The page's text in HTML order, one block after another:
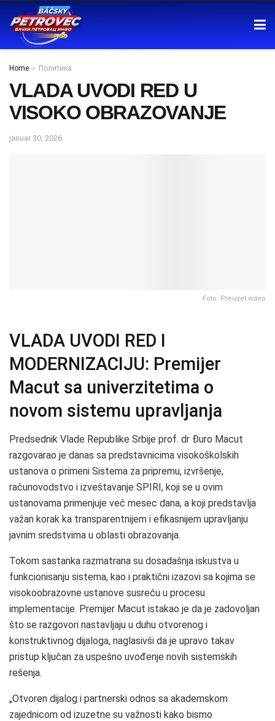
Home Политика
VLADA UVODI RED U
VISOKO OBRAZOVANJE
januar 30, 2026
Foto: Preuzet video
VLADA UVODI RED I
MODERNIZACIJU: Premijer
Macut sa univerzitetima o
novom sistemu upravljanja
Predsednik Vlade Republike Srbije prof. dr Đuro Macut
razgovarao je danas sa predstavnicima visokoškolskih
ustanova o primeni Sistema za pripremu, izvršenje,
računovodstvo i izveštavanje SPIRI, koji se u ovim
ustanovama primenjuje već mesec dana, a koji predstavlja
važan korak ka transparentnijem i efikasnijem upravljanju
javnim sredstvima u oblasti obrazovanja.
Tokom sastanka razmatrana su dosadašnja iskustva u
funkcionisanju sistema, kao i praktični izazovi sa kojima se
visokoobrazovne ustanove susreću u procesu
implementacije. Premijer Macut istakao je da je zadovoljan
što se razgovori nastavljaju u duhu otvorenog i
konstruktivnog dijaloga, naglasivši da je upravo takav
pristup ključan za uspešno uvođenje novih sistemskih
rešenja.
„Otvoren dijalog i partnerski odnos sa akademskom
zajednicom od izuzetne su važnosti kako bismo